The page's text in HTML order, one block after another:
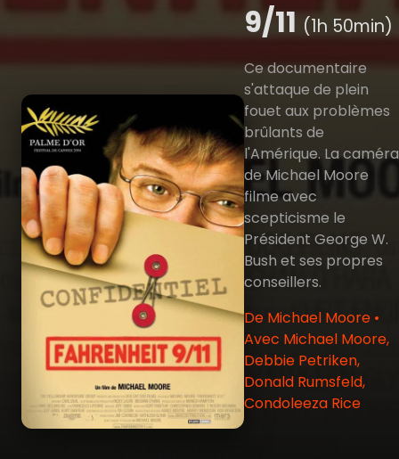
9/11(1h 50min)
Ce documentaire
s'attaque de plein
fouet aux problèmes
brûlants de
l'Amérique. La caméra
de Michael Moore
filme avec
scepticisme le
Président George W.
Bush et ses propres
conseillers.
De Michael Moore •
Avec Michael Moore,
Debbie Petriken,
Donald Rumsfeld,
Condoleeza Rice